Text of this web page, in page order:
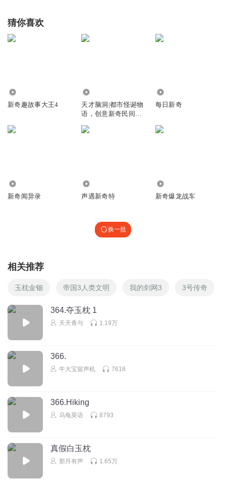
猜你喜欢
新奇趣故事大王4
天才脑洞|都市怪诞物
语，创意新奇民间故
每日新奇
新奇闻异录 声遇新奇特 新奇爆龙战车
换一批
相关推荐
玉枕金钿 帝国3人类文明 我的剑网3 3号传奇
364.夺玉枕 1
天天青与 1.19万
366.
牛大宝留声机 7618
366.Hiking
乌龟英语 8793
真假白玉枕
那月有声 1.65万